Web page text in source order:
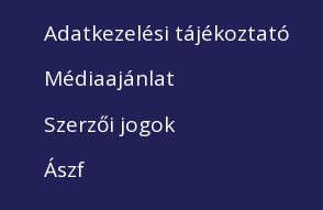
Adatkezelési tájékoztató
Médiaajánlat
Szerzői jogok
Ászf